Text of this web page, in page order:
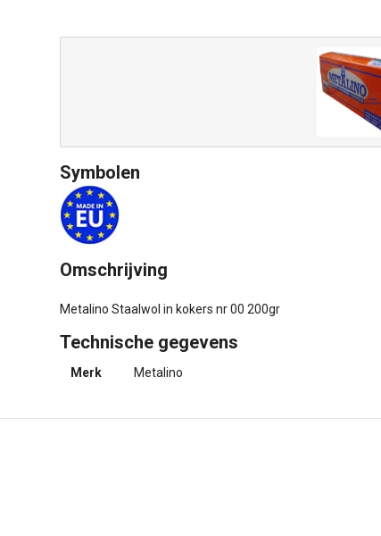
Symbolen
Omschrijving
Metalino Staalwol in kokers nr 00 200gr
Technische gegevens
Merk Metalino